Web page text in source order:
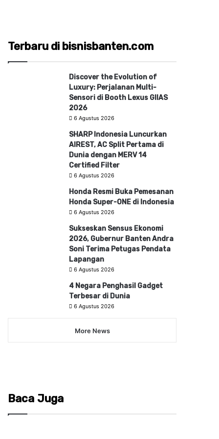
Terbaru di bisnisbanten.com
Discover the Evolution of
Luxury: Perjalanan Multi-
Sensori di Booth Lexus GIIAS
2026
6 Agustus 2026
SHARP Indonesia Luncurkan
AIREST, AC Split Pertama di
Dunia dengan MERV 14
Certified Filter
6 Agustus 2026
Honda Resmi Buka Pemesanan
Honda Super-ONE di Indonesia
6 Agustus 2026
Sukseskan Sensus Ekonomi
2026, Gubernur Banten Andra
Soni Terima Petugas Pendata
Lapangan
6 Agustus 2026
4 Negara Penghasil Gadget
Terbesar di Dunia
6 Agustus 2026
More News
Baca Juga